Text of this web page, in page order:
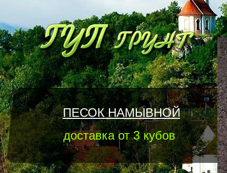
ПЕСОК НАМЫВНОЙ
доставка от 3 кубов